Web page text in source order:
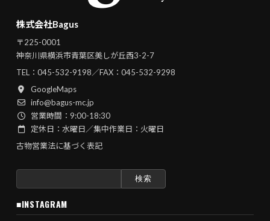
株式会社Bagus
〒225-0001
神奈川県横浜市青葉区美しが丘西3-2-7
TEL： 045-532-9198／FAX：045-532-9298
GoogleMaps
info@bagus-mc.jp
営業時間：9:00-18:30
定休日：水曜日／集中作業日：火曜日
古物営業法に基づく表記
検
■INSTAGRAM